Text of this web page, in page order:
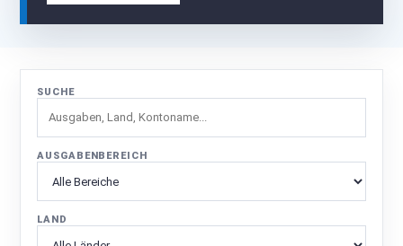
SUCHE
AUSGABENBEREICH
LAND